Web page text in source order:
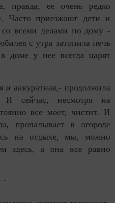
правда, ее очень редко
Часто приезжают дети и
со всеми делами по дому -
с утра затопила печь
у нее всегда царят
и аккуратная,- продолжила
И сейчас, несмотря на
все моет, чистит. И
пропалывает в огороде
на отдыхе, мы, можно
здесь, а она все равно